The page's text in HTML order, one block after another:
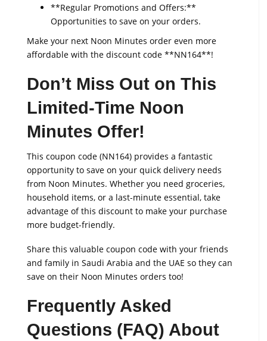
**Regular Promotions and Offers:**
Opportunities to save on your orders.
Make your next Noon Minutes order even more
affordable with the discount code **NN164**!
Don’t Miss Out on This
Limited-Time Noon
Minutes Offer!
This coupon code (NN164) provides a fantastic
opportunity to save on your quick delivery needs
from Noon Minutes. Whether you need groceries,
household items, or a last-minute essential, take
advantage of this discount to make your purchase
more budget-friendly.
Share this valuable coupon code with your friends
and family in Saudi Arabia and the UAE so they can
save on their Noon Minutes orders too!
Frequently Asked
Questions (FAQ) About